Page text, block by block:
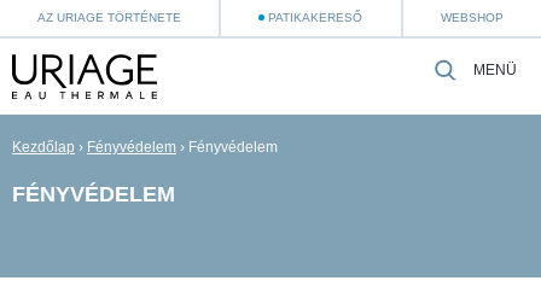
AZ URIAGE TÖRTÉNETE PATIKAKERESŐ WEBSHOP
MENÜ
Kezdőlap › Fényvédelem › Fényvédelem
FÉNYVÉDELEM